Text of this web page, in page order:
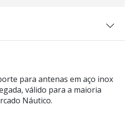
para antenas em aço inox
válido para a maioria
Náutico.